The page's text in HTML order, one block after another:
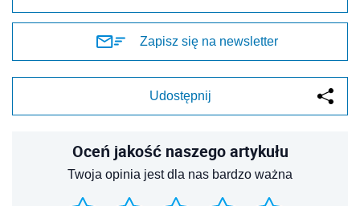
Zapisz się na newsletter
Udostępnij
Oceń jakość naszego artykułu
Twoja opinia jest dla nas bardzo ważna